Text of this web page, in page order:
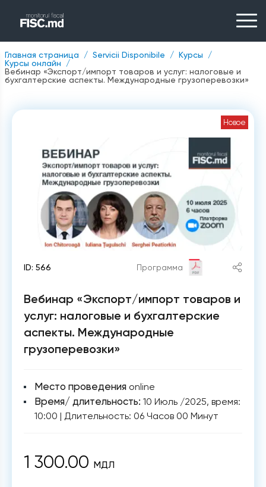
Главная страница Servicii Disponibile
Курсы
Курсы онлайн
Вебинар «Экспорт/импорт товаров и услуг: налоговые и
бухгалтерские аспекты. Международные грузоперевозки»
ID: 566 Программа
Вебинар «Экспорт/импорт товаров и
услуг: налоговые и бухгалтерские
аспекты. Международные
грузоперевозки»
Мeсто проведения online
Время/ длительность: 10 Июль /2025, время:
10:00 | Длительность: 06 Часов 00 Минут
1 300.00 MДЛ
Новое